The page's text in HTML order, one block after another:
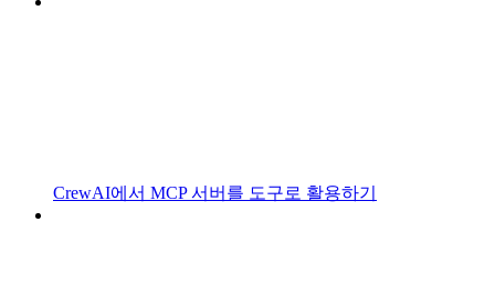
CrewAI에서 MCP 서버를 도구로 활용하기